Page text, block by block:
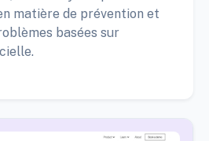
matière de prévention et
basées sur